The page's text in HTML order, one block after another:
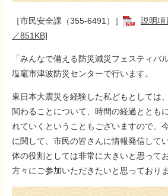
［市民安全課（355-6491）］
説明項
／851KB]
「みんなで備える防災減災フェスティバ
塩竈市津波防災センターで行います。
東日本大震災を経験した私どもとしては
関わることについて、時間の経過ととも
れていくということもございますので、
に関して、市民の皆さんに情報発信して
体の役割としては非常に大きいと思って
方々にご参加いただきたいと思っておりま